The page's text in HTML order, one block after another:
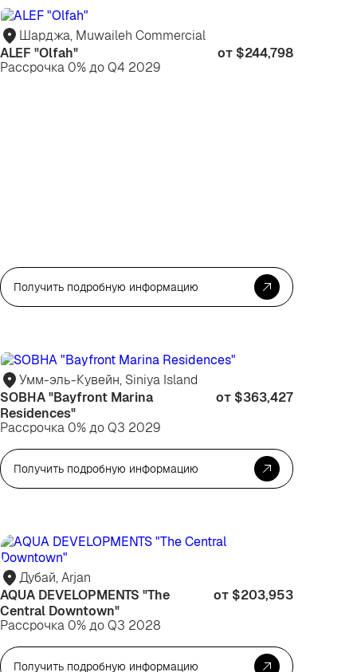
Шарджа, Muwaileh Commercial
ALEF "Olfah"
от $244,798
Рассрочка 0% до Q4 2029
Получить подробную информацию
Умм-эль-Кувейн, Siniya Island
SOBHA "Bayfront Marina
Residences"
от $363,427
Рассрочка 0% до Q3 2029
Получить подробную информацию
Дубай, Arjan
AQUA DEVELOPMENTS "The
Central Downtown"
от $203,953
Рассрочка 0% до Q3 2028
Получить подробную информацию